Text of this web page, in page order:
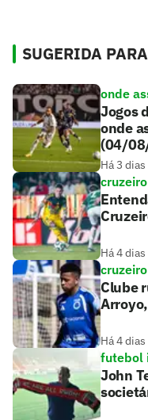
SUGERIDA
onde
Jogos
onde
(04/
Há 3 dias
cruzeiro
Há 4 dias
cruzeiro
Clube
Há 4 dias
futebol
John